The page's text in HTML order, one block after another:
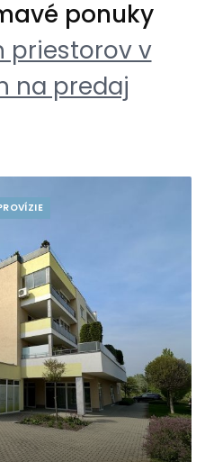
ponuky
priestorov v
na predaj